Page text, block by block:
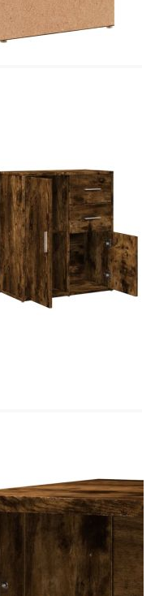
материал:
и също така се
и
от инженерно
Плотът на този
за поставяне
книги,
да се
към стена (не е
на
можете да